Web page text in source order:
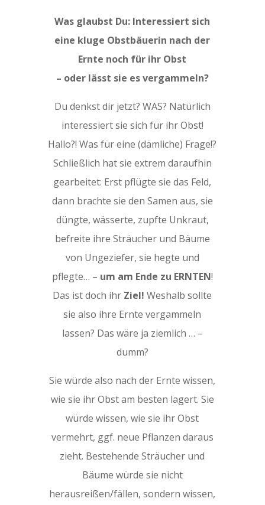
Was glaubst Du: Interessiert sich
eine kluge Obstbäuerin nach der
Ernte noch für ihr Obst
– oder lässt sie es vergammeln?
Du denkst dir jetzt? WAS? Natürlich
interessiert sie sich für ihr Obst!
Hallo?! Was für eine (dämliche) Frage!?
Schließlich hat sie extrem daraufhin
gearbeitet: Erst pflügte sie das Feld,
dann brachte sie den Samen aus, sie
düngte, wässerte, zupfte Unkraut,
befreite ihre Sträucher und Bäume
von Ungeziefer, sie hegte und
pflegte… – um am Ende zu ERNTEN!
Das ist doch ihr Ziel! Weshalb sollte
sie also ihre Ernte vergammeln
lassen? Das wäre ja ziemlich … –
dumm?
Sie würde also nach der Ernte wissen,
wie sie ihr Obst am besten lagert. Sie
würde wissen, wie sie ihr Obst
vermehrt, ggf. neue Pflanzen daraus
zieht. Bestehende Sträucher und
Bäume würde sie nicht
herausreißen/fällen, sondern wissen,